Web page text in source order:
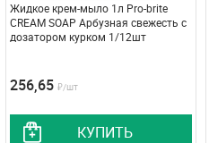
Жидкое крем-мыло 1л Pro-brite
CREАM SOAP Арбузная свежесть с
дозатором курком 1/12шт
256,65 ₽/шт
КУПИТЬ